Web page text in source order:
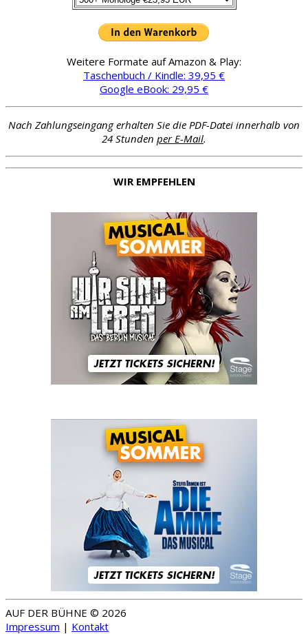
Weitere Formate auf Amazon & Play:
Taschenbuch / Kindle: 39,95 €
Google eBook: 29,95 €
Nach Zahlungseingang erhalten Sie die PDF-Datei innerhalb von
24 Stunden per E-Mail.
WIR EMPFEHLEN
AUF DER BÜHNE © 2026
Impressum | Kontakt